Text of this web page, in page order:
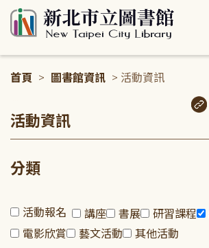
首頁 > 圖書館資訊 > 活動資訊
活動資訊
分類
活動報名 講座 書展 研習課程
電影欣賞
藝文活動 其他活動